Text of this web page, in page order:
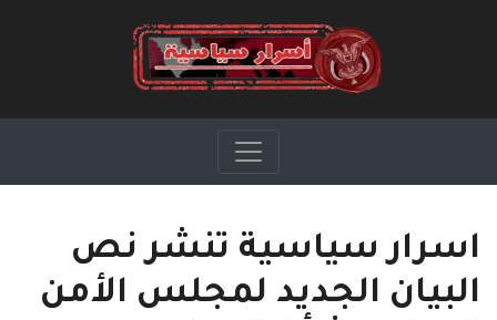
اسرار سياسية تنشر نص
البيان الجديد لمجلس الأمن